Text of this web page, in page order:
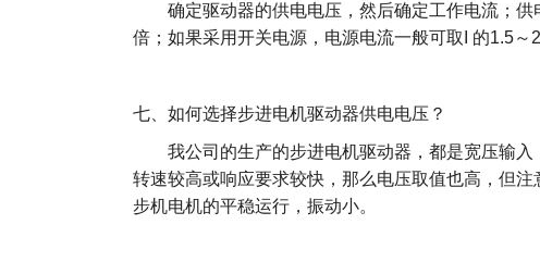
确定驱动器的供电电压，然后确定工作电流；供
倍；如果采用开关电源，电源电流一般可取I 的1.5～
七、如何选择步进电机驱动器供电电压？
我公司的生产的步进电机驱动器，都是宽压输入
转速较高或响应要求较快，那么电压取值也高，但
步机电机的平稳运行，振动小。